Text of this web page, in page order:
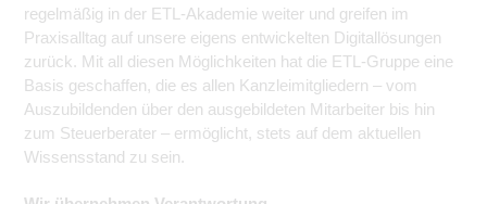
regelmäßig in der ETL-Akademie weiter und greifen im
Praxisalltag auf unsere eigens entwickelten Digitallösungen
zurück. Mit all diesen Möglichkeiten hat die ETL-Gruppe eine
Basis geschaffen, die es allen Kanzleimitgliedern – vom
Auszubildenden über den ausgebildeten Mitarbeiter bis hin
zum Steuerberater – ermöglicht, stets auf dem aktuellen
Wissensstand zu sein.